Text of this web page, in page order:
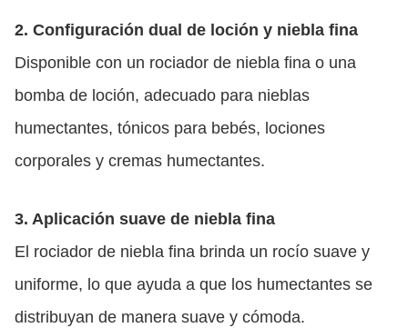
2. Configuración dual de loción y niebla fina
Disponible con un rociador de niebla fina o una
bomba de loción, adecuado para nieblas
humectantes, tónicos para bebés, lociones
corporales y cremas humectantes.
3. Aplicación suave de niebla fina
El rociador de niebla fina brinda un rocío suave y
uniforme, lo que ayuda a que los humectantes se
distribuyan de manera suave y cómoda.